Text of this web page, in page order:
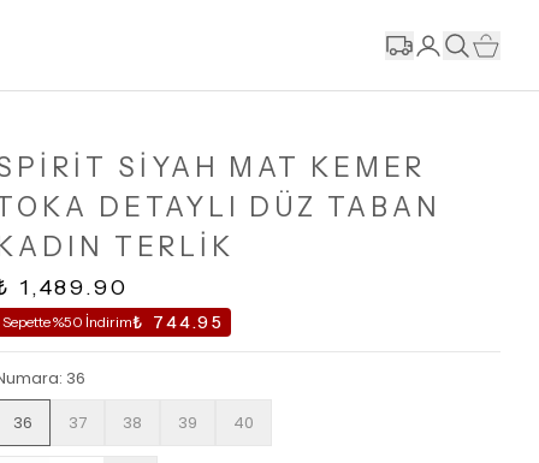
SİYAH MAT KEMER
DETAYLI DÜZ TABAN
KADIN TERLİK
1,489.90
Sepette %50 İndirim₺ 744.95
: 36
36
37 38 39 40